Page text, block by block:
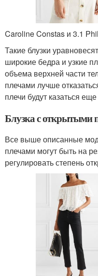
Caroline Constas и 3.1
Такие блузки
широкие бедра и узкие
объема верхней части
плечами лучше
плечи будут казаться
Блузка с открытыми
Все выше описанные
плечами могут быть на
регулировать степень